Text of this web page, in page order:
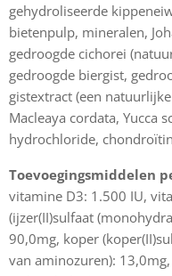
gehydroliseerde
bietenpulp, mineralen,
gedroogde cichorei
gedroogde biergist,
gistextract (een
Macleaya cordata, Yucca
hydrochloride,
Toevoegingsmiddelen
vitamine D3: 1.500 IU,
(ijzer(II)sulfaat
90,0mg, koper
van aminozuren):